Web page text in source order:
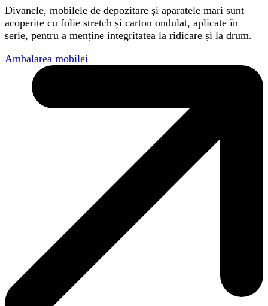
Divanele, mobilele de depozitare și aparatele mari sunt
acoperite cu folie stretch și carton ondulat, aplicate în
serie, pentru a menține integritatea la ridicare și la drum.
Ambalarea mobilei